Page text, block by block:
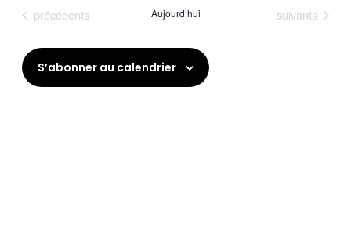
date.
Évènements
précédents Aujourd’hui Évènements
suivants
S’abonner au calendrier